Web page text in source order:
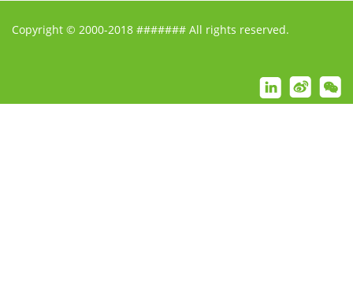
Copyright © 2000-2018 ####### All rights reserved.